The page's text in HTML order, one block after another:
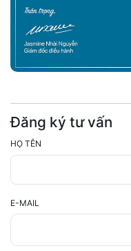
Đăng ký tư vấn
HỌ TÊN
E-MAIL